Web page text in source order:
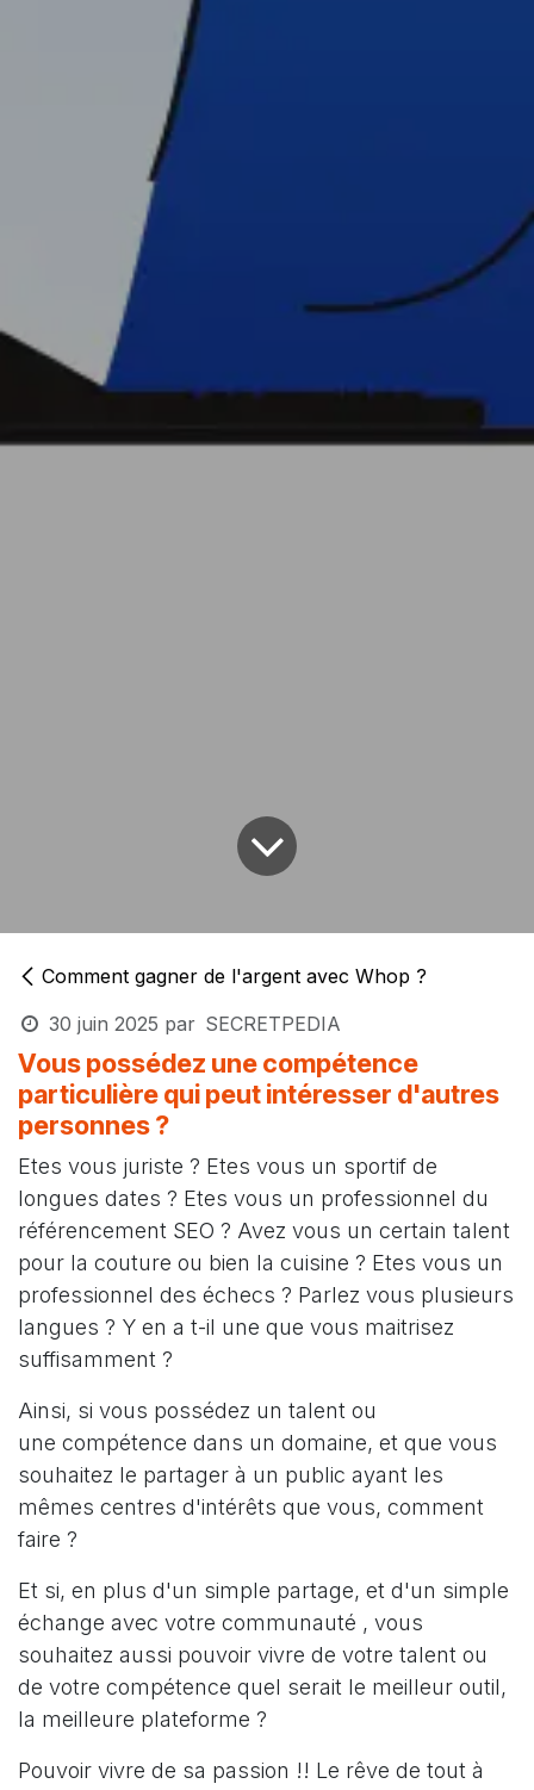
Comment gagner de l'argent avec Whop ?
30 juin 2025 par SECRETPEDIA
Vous possédez une compétence
particulière qui peut intéresser d'autres
personnes ?
Etes vous juriste ? Etes vous un sportif de
longues dates ? Etes vous un professionnel du
référencement SEO ? Avez vous un certain talent
pour la couture ou bien la cuisine ? Etes vous un
professionnel des échecs ? Parlez vous plusieurs
langues ? Y en a t-il une que vous maitrisez
suffisamment ?
Ainsi, si vous possédez un talent ou
une compétence dans un domaine, et que vous
souhaitez le partager à un public ayant les
mêmes centres d'intérêts que vous, comment
faire ?
Et si, en plus d'un simple partage, et d'un simple
échange avec votre communauté , vous
souhaitez aussi pouvoir vivre de votre talent ou
de votre compétence quel serait le meilleur outil,
la meilleure plateforme ?
Pouvoir vivre de sa passion !! Le rêve de tout à